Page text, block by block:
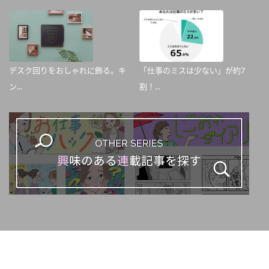
デスク回りをおしゃれに飾る。キ
ン...
「仕事のミスは少ない」が約7
割！...